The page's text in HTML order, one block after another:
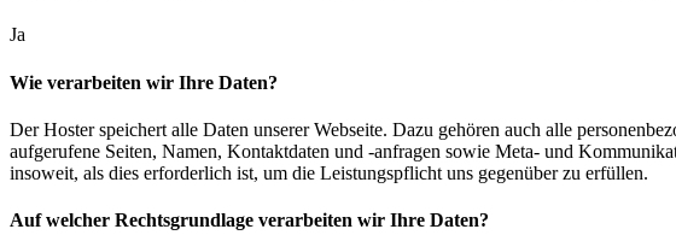
Ja
Wie verarbeiten wir Ihre Daten?
Der Hoster speichert alle Daten unserer Webseite. Dazu gehören auch alle
aufgerufene Seiten, Namen, Kontaktdaten und -anfragen sowie Meta- und
insoweit, als dies erforderlich ist, um die Leistungspflicht uns gegenüber zu erfüllen.
Auf welcher Rechtsgrundlage verarbeiten wir Ihre Daten?